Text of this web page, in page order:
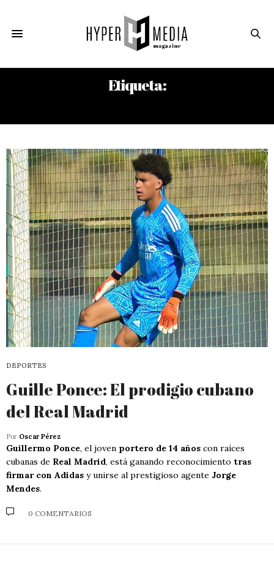
Etiqueta:
DEPORTES
Guille Ponce: El prodigio cubano
del Real Madrid
Por Oscar Pérez
Guillermo Ponce, el joven portero de 14 años con raíces
cubanas de Real Madrid, está ganando reconocimiento tras
firmar con Adidas y unirse al prestigioso agente Jorge
Mendes.
0 COMENTARIOS